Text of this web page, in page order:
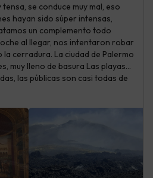
se conduce muy mal, eso
hayan sido súper intensas,
un complemento todo
al llegar, nos intentaron robar
cerradura. La ciudad de Palermo
muy lleno de basura Las playas...
las públicas son casi todas de